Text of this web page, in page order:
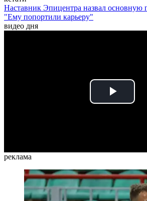
Наставник Эпицентра назвал основную
"Ему попортили карьеру"
видео дня
Play
реклама